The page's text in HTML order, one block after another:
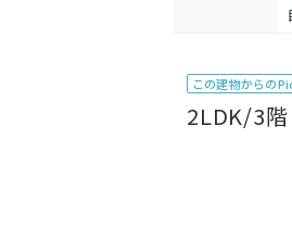
この建物からの
2LDK/3階